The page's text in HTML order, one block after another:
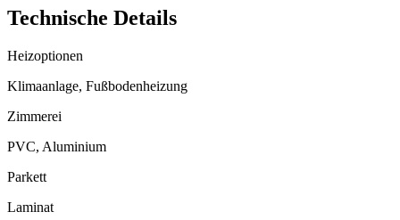
Technische Details
Heizoptionen
Klimaanlage, Fußbodenheizung
Zimmerei
PVC, Aluminium
Parkett
Laminat